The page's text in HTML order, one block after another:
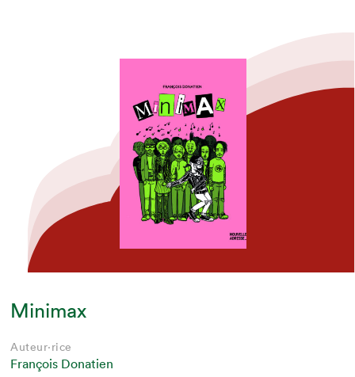
Minimax
Auteur·rice
François Donatien